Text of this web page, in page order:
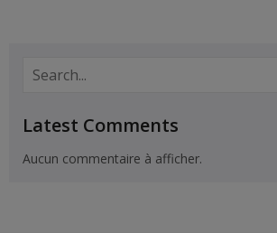
Latest Comments
Aucun commentaire à afficher.